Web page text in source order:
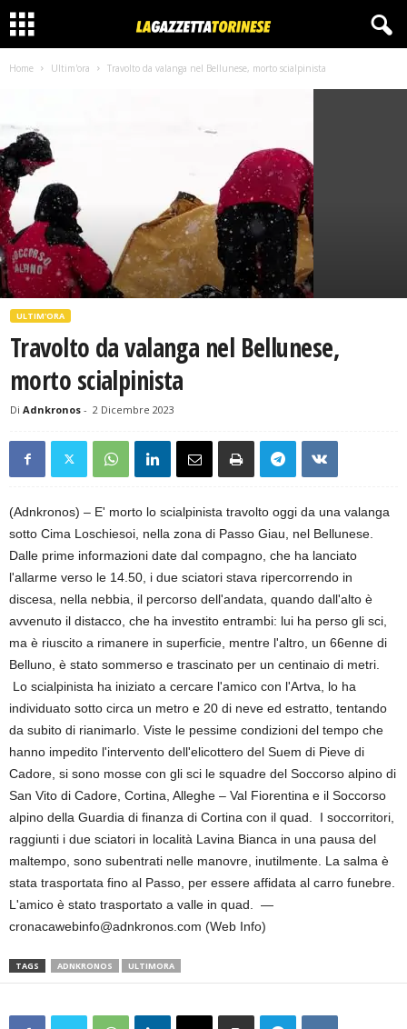
Home Ultim'ora Travolto da valanga nel Bellunese, morto scialpinista
ULTIM'ORA
Travolto da valanga nel Bellunese,
morto scialpinista
Di Adnkronos - 2 Dicembre 2023
(Adnkronos) – E' morto lo scialpinista travolto oggi da una valanga
sotto Cima Loschiesoi, nella zona di Passo Giau, nel Bellunese.
Dalle prime informazioni date dal compagno, che ha lanciato
l'allarme verso le 14.50, i due sciatori stava ripercorrendo in
discesa, nella nebbia, il percorso dell'andata, quando dall'alto è
avvenuto il distacco, che ha investito entrambi: lui ha perso gli sci,
ma è riuscito a rimanere in superficie, mentre l'altro, un 66enne di
Belluno, è stato sommerso e trascinato per un centinaio di metri.
Lo scialpinista ha iniziato a cercare l'amico con l'Artva, lo ha
individuato sotto circa un metro e 20 di neve ed estratto, tentando
da subito di rianimarlo. Viste le pessime condizioni del tempo che
hanno impedito l'intervento dell'elicottero del Suem di Pieve di
Cadore, si sono mosse con gli sci le squadre del Soccorso alpino di
San Vito di Cadore, Cortina, Alleghe – Val Fiorentina e il Soccorso
alpino della Guardia di finanza di Cortina con il quad. I soccorritori,
raggiunti i due sciatori in località Lavina Bianca in una pausa del
maltempo, sono subentrati nelle manovre, inutilmente. La salma è
stata trasportata fino al Passo, per essere affidata al carro funebre.
L'amico è stato trasportato a valle in quad. —
cronacawebinfo@adnkronos.com (Web Info)
TAGS ADNKRONOS ULTIMORA